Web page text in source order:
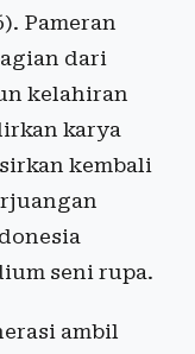
Pameran
dari
kelahiran
karya
kembali
seni rupa.
ambil